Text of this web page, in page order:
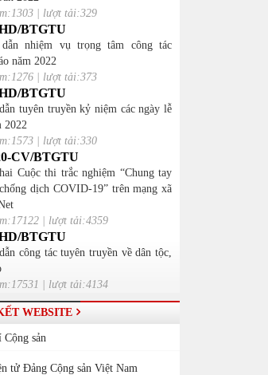
| lượt tải:329
BTGTU
nhiệm vụ trọng tâm công tác
năm 2022
| lượt tải:373
BTGTU
tuyên truyền kỷ niệm các ngày lễ
2022
| lượt tải:330
CV/BTGTU
Cuộc thi trắc nghiệm “Chung tay
dịch COVID-19” trên mạng xã
| lượt tải:4359
BTGTU
công tác tuyên truyền về dân tộc,
| lượt tải:4134
WEBSITE
Cộng sản
tử Đảng Cộng sản Việt Nam